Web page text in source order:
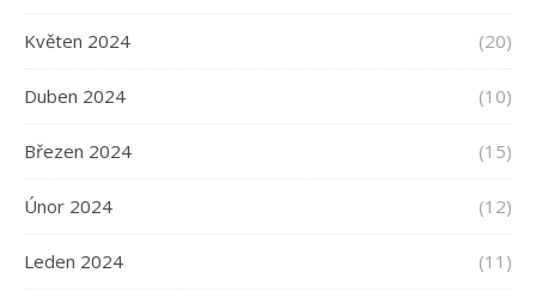
Květen 2024 (20)
Duben 2024 (10)
Březen 2024 (15)
Únor 2024 (12)
Leden 2024 (11)